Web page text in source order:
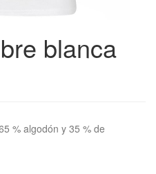
blanca
% algodón y 35 % de